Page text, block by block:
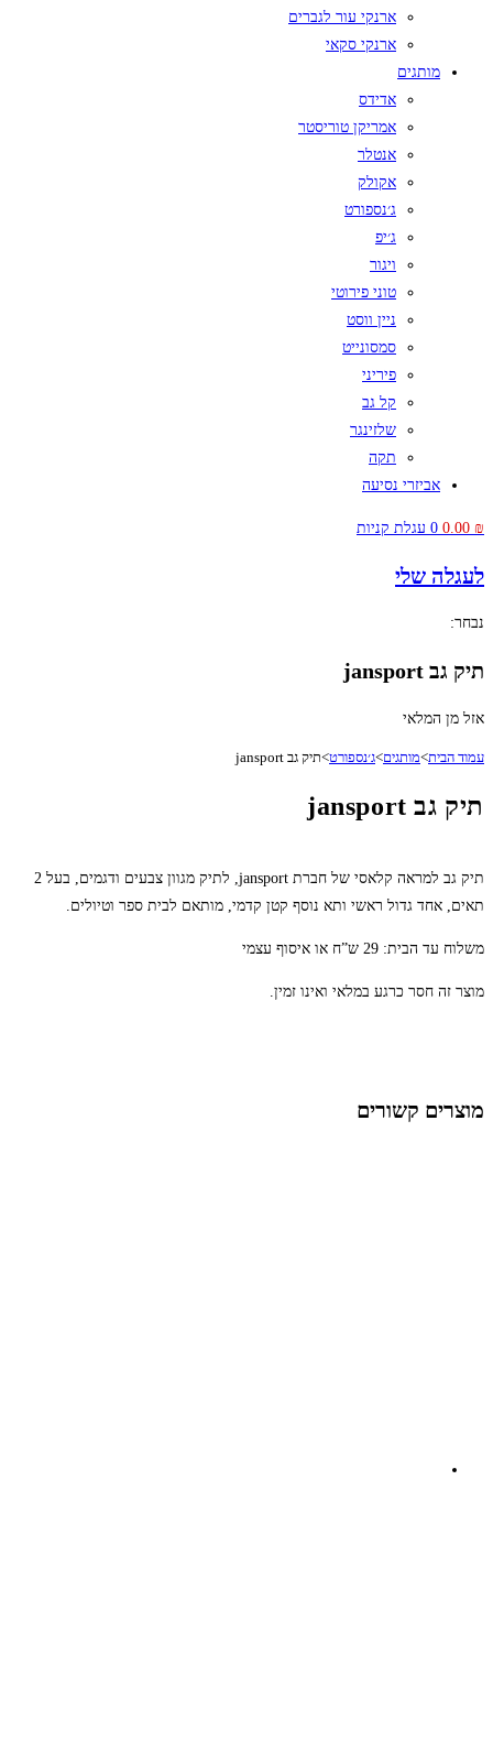
ארנקי עור לגברים
ארנקי סקאי
מותגים
אדידס
אמריקן טוריסטר
אנטלר
אקולק
ג׳נספורט
ג׳יפ
ויגור
טוני פירוטי
ניין ווסט
סמסונייט
פיריני
קל גב
שלזינגר
תקה
אביזרי נסיעה
0.00 ₪
0 עגלת קניות
לעגלה שלי
נבחר:
תיק גב jansport
אזל מן המלאי
עמוד הבית>מותגים>ג׳נספורט>תיק גב jansport
תיק גב jansport
תיק גב למראה קלאסי של חברת jansport, לתיק מגוון צבעים ודגמים, בעל 2
תאים, אחד גדול ראשי ותא נוסף קטן קדמי, מותאם לבית ספר וטיולים.
משלוח עד הבית: 29 ש”ח או איסוף עצמי
מוצר זה חסר כרגע במלאי ואינו זמין.
מוצרים קשורים